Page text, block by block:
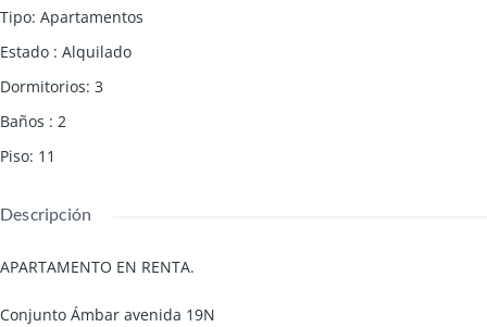
Tipo: Apartamentos
Estado : Alquilado
Dormitorios: 3
Baños : 2
Piso: 11
Descripción
APARTAMENTO EN RENTA.
Conjunto Ámbar avenida 19N